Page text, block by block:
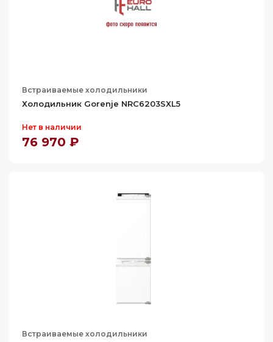
Встраиваемые холодильники
Холодильник Gorenje NRC6203SXL5
Нет в наличии
76 970 ₽
Встраиваемые холодильники